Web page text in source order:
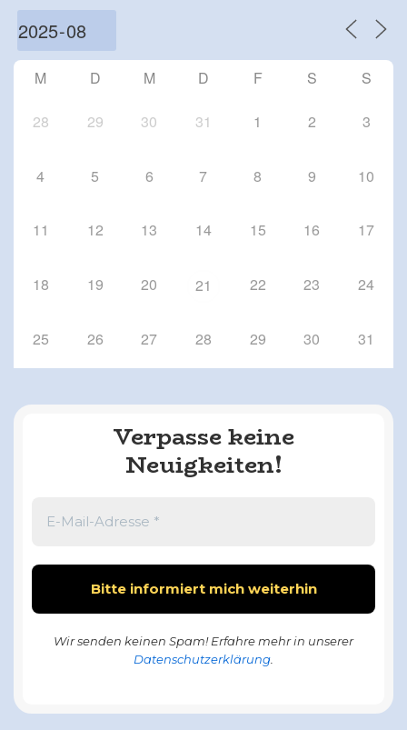
8 Okt. 26
M D M D F S S
28 29 30 31 1 2 3
4 5 6 7 8 9 10
11 12 13 14 15 16 17
18 19 20 21 22 23 24
25 26 27 28 29 30 31
Verpasse keine
Neuigkeiten!
Wir senden keinen Spam! Erfahre mehr in unserer
Datenschutzerklärung